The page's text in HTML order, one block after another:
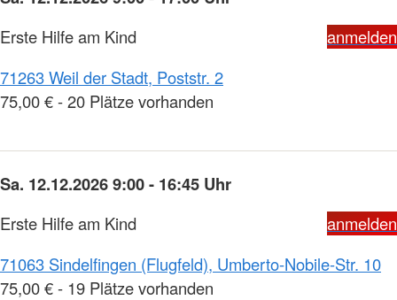
Erste Hilfe am Kind
anmelden
71263 Weil der Stadt, Poststr. 2
75,00 € - 20 Plätze vorhanden
Sa. 12.12.2026 9:00 - 16:45 Uhr
Erste Hilfe am Kind
anmelden
71063 Sindelfingen (Flugfeld), Umberto-Nobile-Str. 10
75,00 € - 19 Plätze vorhanden